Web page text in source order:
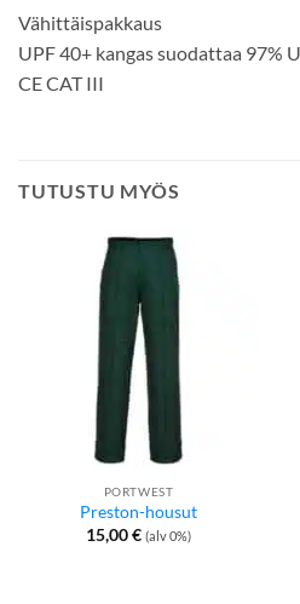
Vähittäispakkaus
UPF 40+ kangas suodattaa 97%
CE CAT III
TUTUSTU MYÖS
PORTWEST
Preston-housut
15,00€ (alv 0%)